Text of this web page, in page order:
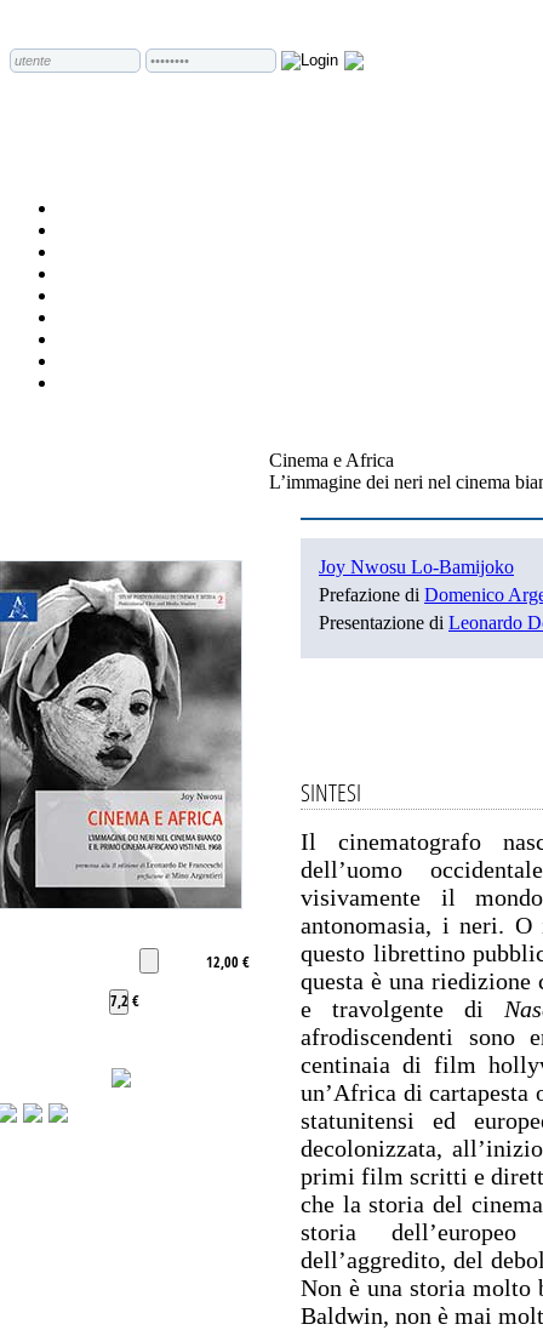
Cinema e Africa
L’immagine dei neri nel cinema
12,00 €
7,2 €
Joy Nwosu Lo-Bamijoko
Prefazione di Domenico
Presentazione di Leonardo
SINTESI
Il cinematografo
dell’uomo
visivamente il
antonomasia, i neri.
questo librettino
questa è una riedizione
e travolgente di
afrodiscendenti sono
centinaia di film
un’Africa di
statunitensi ed
decolonizzata,
primi film scritti e
che la storia del
storia
dell’aggredito, del
Non è una storia molto
Baldwin, non è mai